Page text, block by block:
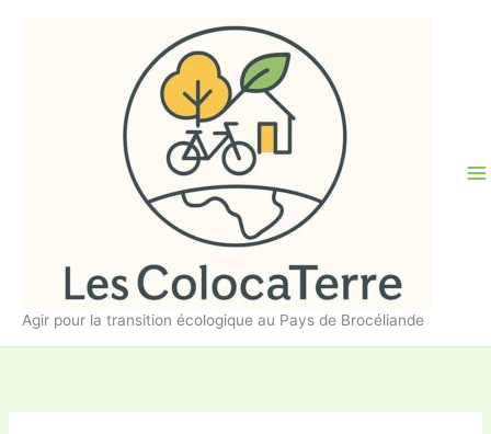
Agir pour la transition écologique au Pays de Brocéliande